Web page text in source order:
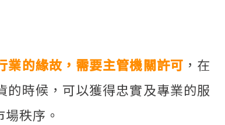
業的緣故，需要主管機關許可 ，在
時候，可以獲得忠實及專業的服
秩序。